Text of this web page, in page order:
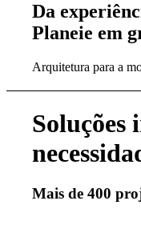
Da
Planeie em
Arquitetura para a
Soluções
Mais de 400